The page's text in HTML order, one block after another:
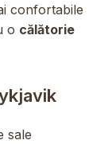
confortabile
o călătorie
sale